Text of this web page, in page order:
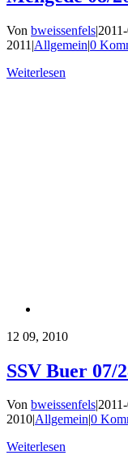
Von bweissenfels|
2011 |Allgemein|0
Weiterlesen
12 09, 2010
SSV Buer 07/
Von bweissenfels|
2010|Allgemein|0
Weiterlesen